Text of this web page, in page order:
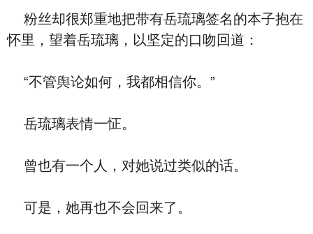
粉丝却很郑重地把带有岳琉璃签名的本子抱在
怀里，望着岳琉璃，以坚定的口吻回道：
“不管舆论如何，我都相信你。”
岳琉璃表情一怔。
曾也有一个人，对她说过类似的话。
可是，她再也不会回来了。